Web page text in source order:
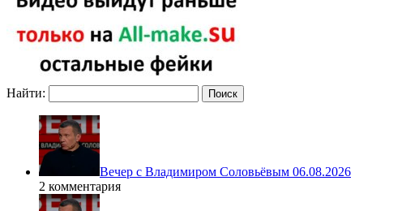
Найти:
Вечер с Владимиром Соловьёвым 06.08.2026
2 комментария